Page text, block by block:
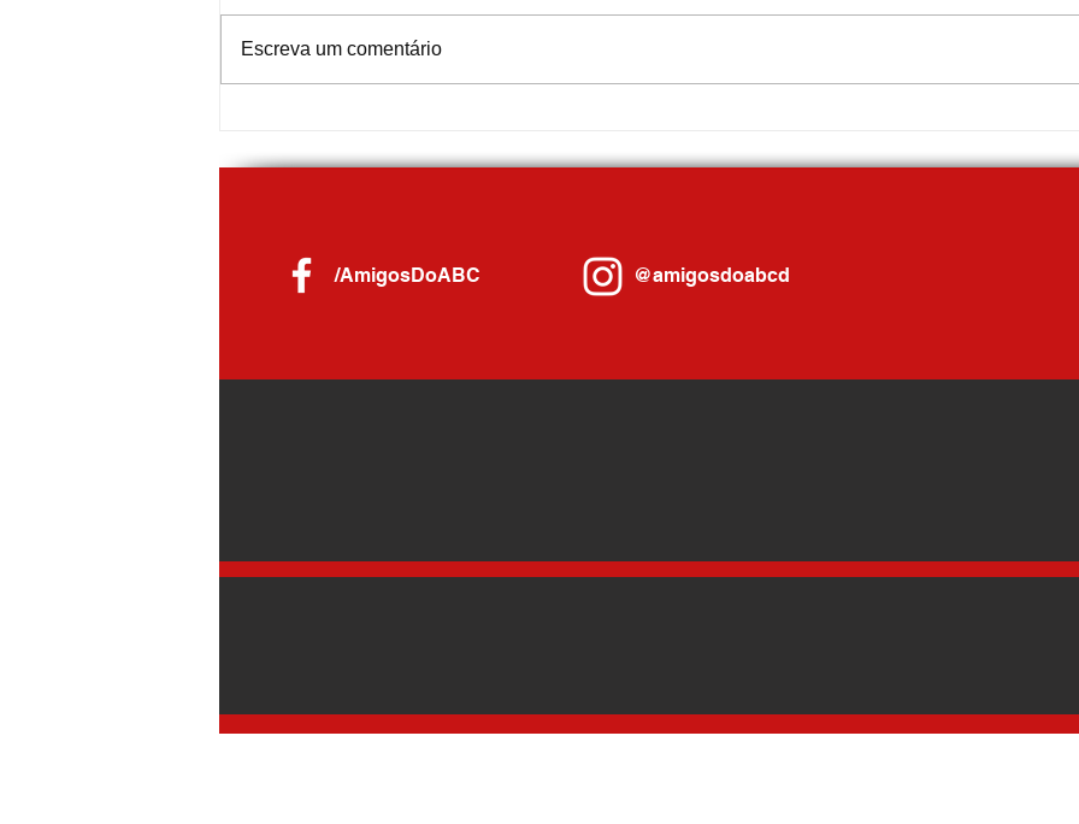
importância da qualificação
profissional no município
2026
Escreva um comentário
/AmigosDoABC @amigosdoabcd